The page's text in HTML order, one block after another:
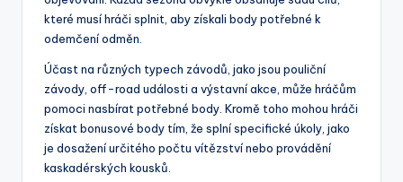
které musí hráči splnit, aby získali body potřebné k
odemčení odměn.
Účast na různých typech závodů, jako jsou pouliční
závody, off-road události a výstavní akce, může hráčům
pomoci nasbírat potřebné body. Kromě toho mohou hráči
získat bonusové body tím, že splní specifické úkoly, jako
je dosažení určitého počtu vítězství nebo provádění
kaskadérských kousků.